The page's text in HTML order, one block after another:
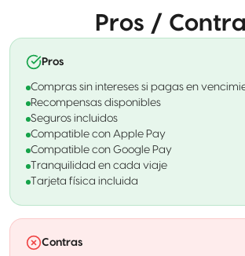
Pros /
Pros
Compras sin intereses si pagas en
Recompensas disponibles
Seguros incluidos
Compatible con Apple Pay
Compatible con Google Pay
Tranquilidad en cada viaje
Tarjeta física incluida
Contras